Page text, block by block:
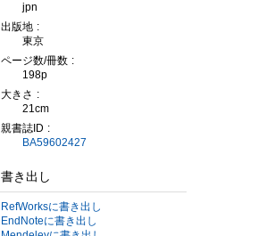
jpn
出版地
東京
ページ数/冊数
198p
大きさ
21cm
親書誌ID
BA59602427
書き出し
RefWorksに書き出し
EndNoteに書き出し